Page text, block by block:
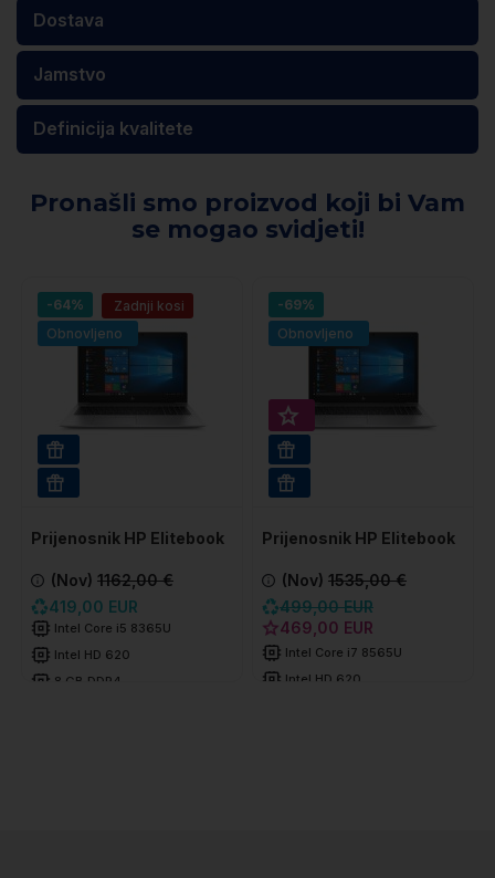
Dostava
Jamstvo
Definicija kvalitete
Pronašli smo proizvod koji bi Vam
se mogao svidjeti!
-64%
Obnovljeno
Zadnji kosi
Prijenosnik HP Elitebook
(Nov) 1162,00 €
419,00 EUR
Intel Core i5 8365U
Intel HD 620
8 GB DDR4
-69%
Obnovljeno
Super prihranek 30€
Prijenosnik HP Elitebook
(Nov) 1535,00 €
499,00 EUR
469,00 EUR
Intel Core i7 8565U
Intel HD 620